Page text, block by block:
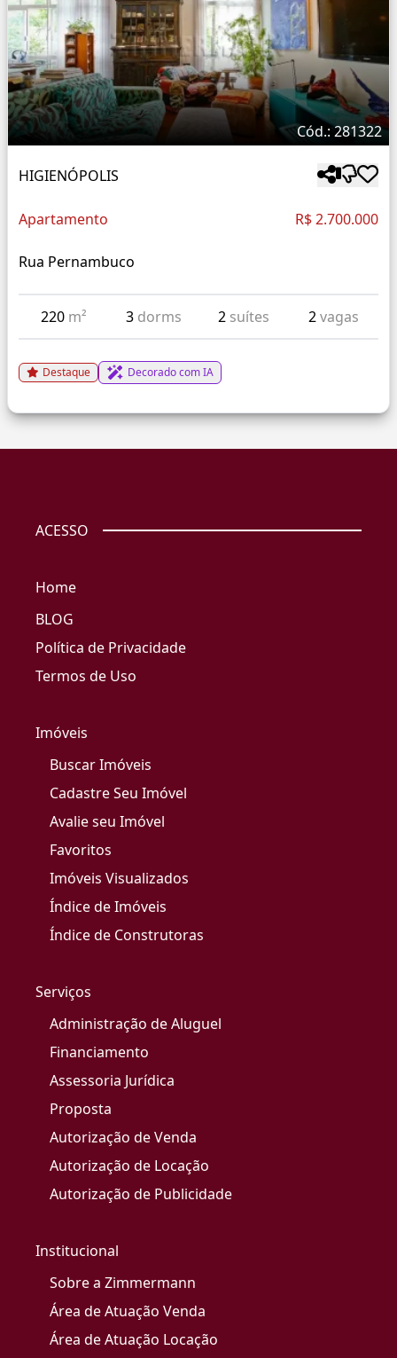
Cód.: 281322
HIGIENÓPOLIS
Apartamento R$ 2.700.000
Rua Pernambuco
220 m² 3 dorms 2 suítes 2vagas
Destaque Decorado com IA
ACESSO
Home
BLOG
Política de Privacidade
Termos de Uso
Imóveis
Buscar Imóveis
Cadastre Seu Imóvel
Avalie seu Imóvel
Favoritos
Imóveis Visualizados
Índice de Imóveis
Índice de Construtoras
Serviços
Administração de Aluguel
Financiamento
Assessoria Jurídica
Proposta
Autorização de Venda
Autorização de Locação
Autorização de Publicidade
Institucional
Sobre a Zimmermann
Área de Atuação Venda
Área de Atuação Locação